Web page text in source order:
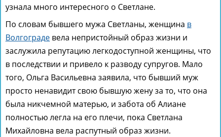
узнала много интересного о Светлане.
По словам бывшего мужа Светланы, женщина в
Волгограде вела непристойный образ жизни и
заслужила репутацию легкодоступной женщины, что
в последствии и привело к разводу супругов. Мало
того, Ольга Васильевна заявила, что бывший муж
просто ненавидит свою бывшую жену за то, что она
была никчемной матерью, и забота об Алиане
полностью легла на его плечи, пока Светлана
Михайловна вела распутный образ жизни.